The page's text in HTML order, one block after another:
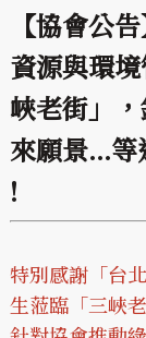
【協會公
資源與環
峽老街」
來願景...
!
特別感謝「台
生蒞臨「三峽老